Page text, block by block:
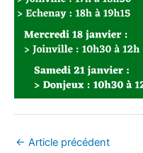
← Article précédent
s